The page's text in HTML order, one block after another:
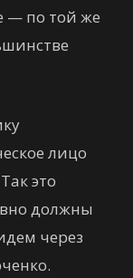
— по той же
лицо
это
должны
через